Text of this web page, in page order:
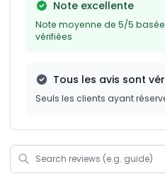
Note excellente
Note moyenne de 5/5
vérifiées
Tous les avis sont
Seuls les clients ayant